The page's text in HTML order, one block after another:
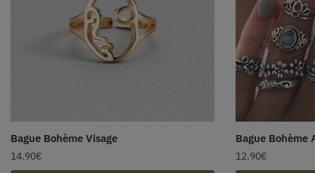
Bague Bohème Visage
14.90€
Bague Bohème
12.90€